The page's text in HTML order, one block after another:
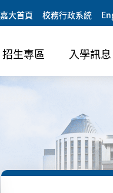
嘉大首頁 校務行政系統
招生專區 入學訊息